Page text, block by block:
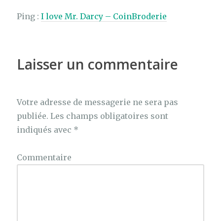
Ping :I love Mr. Darcy – CoinBroderie
Laisser un commentaire
Votre adresse de messagerie ne sera pas
publiée. Les champs obligatoires sont
indiqués avec *
Commentaire